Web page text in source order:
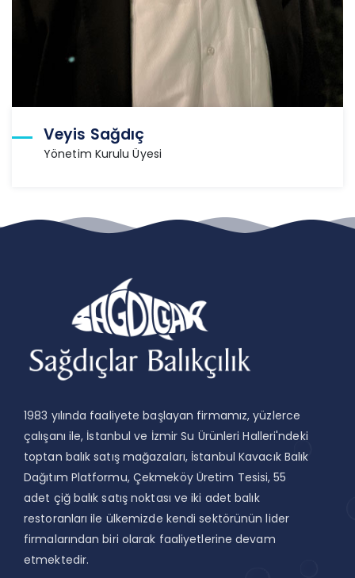
Veyis Sağdıç
Yönetim Kurulu Üyesi
1983 yılında faaliyete başlayan firmamız, yüzlerce
çalışanı ile, İstanbul ve İzmir Su Ürünleri Halleri'ndeki
toptan balık satış mağazaları, İstanbul Kavacık Balık
Dağıtım Platformu, Çekmeköy Üretim Tesisi, 55
adet çiğ balık satış noktası ve iki adet balık
restoranları ile ülkemizde kendi sektörünün lider
firmalarından biri olarak faaliyetlerine devam
etmektedir.